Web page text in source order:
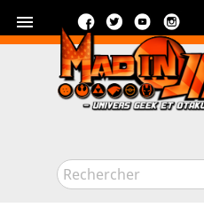
 FacebookTwitterYouTube